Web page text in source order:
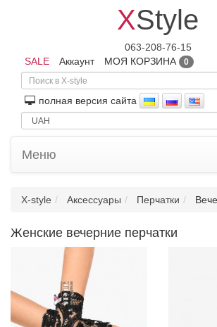
XStyle
063-208-76-15
SALE
Аккаунт МОЯ КОРЗИНА 0
полная версия сайта
Меню
X-style Аксессуары Перчатки
Женские вечерние перчатки